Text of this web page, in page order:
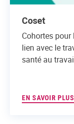
Coset
Cohortes
lien avec le
santé au
EN SAVOIR